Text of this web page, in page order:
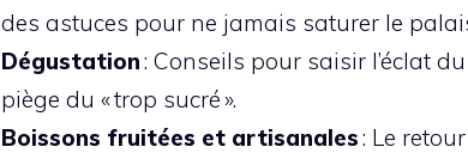
des astuces pour ne jamais saturer le
Dégustation: Conseils pour saisir l’éclat
piège du « trop sucré ».
Boissons fruitées et artisanales: Le